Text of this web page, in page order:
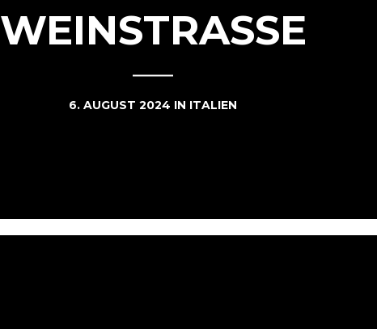
WEINSTRASSE
6. AUGUST 2024 IN ITALIEN